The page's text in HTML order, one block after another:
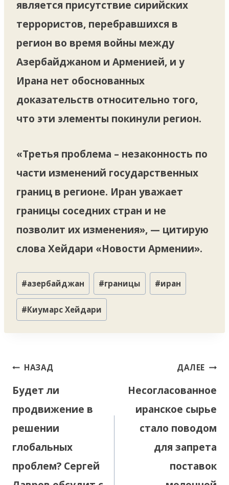
является присутствие сирийских
террористов, перебравшихся в
регион во время войны между
Азербайджаном и Арменией, и у
Ирана нет обоснованных
доказательств относительно того,
что эти элементы покинули регион.
«Третья проблема – незаконность по
части изменений государственных
границ в регионе. Иран уважает
границы соседних стран и не
позволит их изменения», — цитирую
слова Хейдари «Новости Армении».
Метки
записи:
#азербайджан #границы #иран
#Киумарс Хейдари
Навигация
записям
НАЗАД
Будет ли
продвижение в
решении
глобальных
проблем? Сергей
ДАЛЕЕ
Несогласованное
иранское сырье
стало поводом
для запрета
поставок